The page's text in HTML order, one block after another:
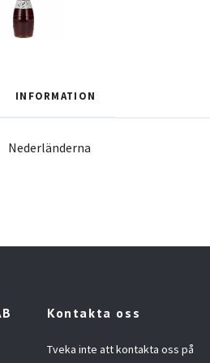
INFORMATION
Nederländerna
Kontakta oss
Tveka inte att kontakta oss på